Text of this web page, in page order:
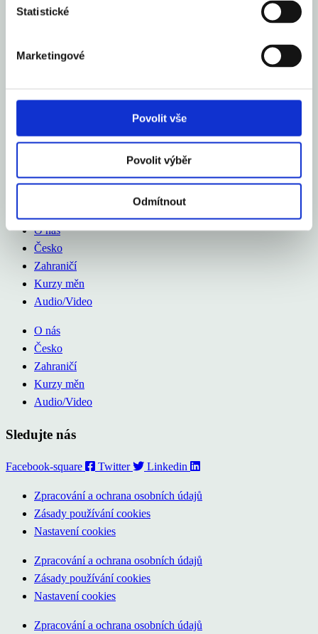
Statistické
Marketingové
Povolit vše
Povolit výběr
Odmítnout
Zahraničí
Audio/Video
Česko
Kurzy měn
O nás
Česko
Zahraničí
Kurzy měn
Audio/Video
O nás
Česko
Zahraničí
Kurzy měn
Audio/Video
Sledujte nás
Facebook-square Twitter Linkedin
Zpracování a ochrana osobních údajů
Zásady používání cookies
Nastavení cookies
Zpracování a ochrana osobních údajů
Zásady používání cookies
Nastavení cookies
Zpracování a ochrana osobních údajů